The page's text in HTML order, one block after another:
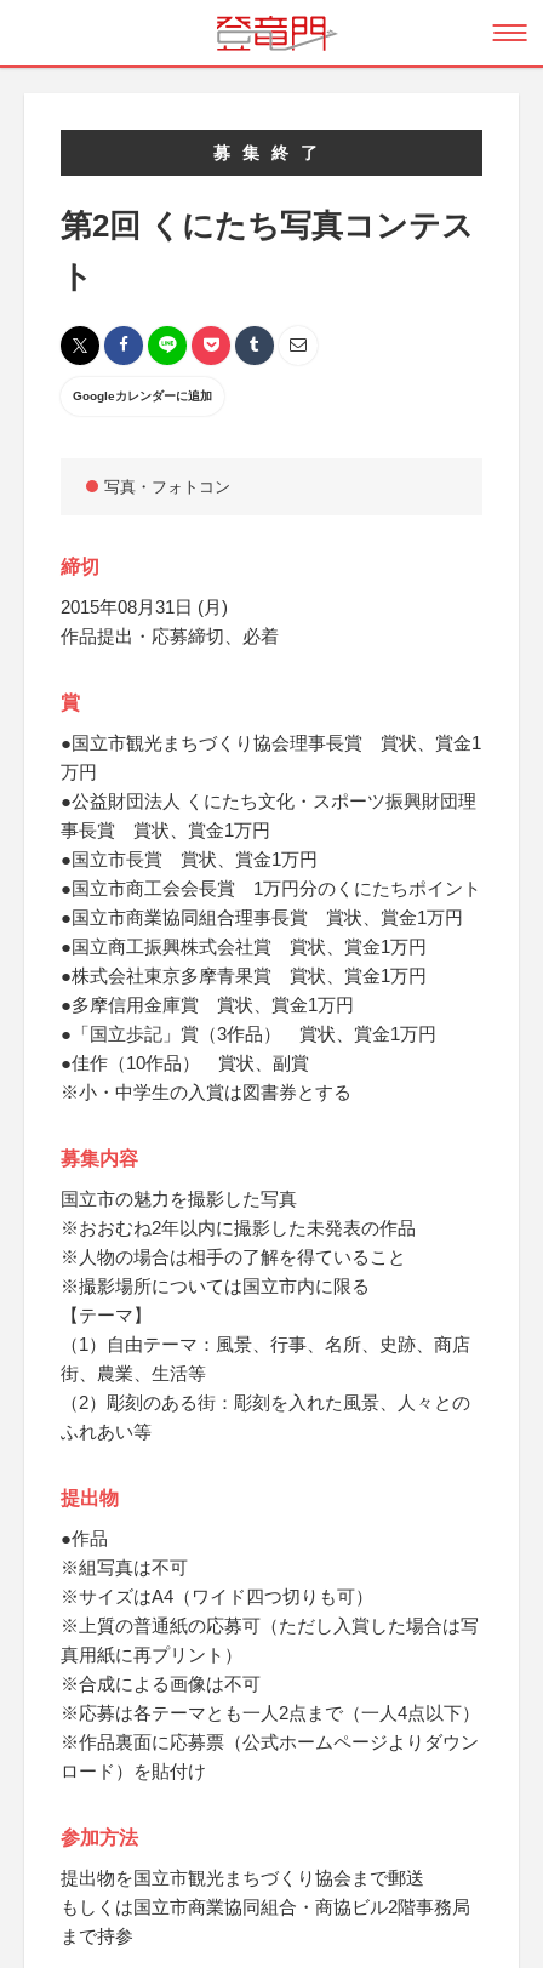
募集終了
第2回 くにたち写真コンテス
ト
Googleカレンダーに追加
写真・フォトコン
締切
2015年08月31日 (月)
作品提出・応募締切、必着
賞
●国立市観光まちづくり協会理事長賞 賞状、賞金1
万円
●公益財団法人 くにたち文化・スポーツ振興財団理
事長賞 賞状、賞金1万円
●国立市長賞 賞状、賞金1万円
●国立市商工会会長賞 1万円分のくにたちポイント
●国立市商業協同組合理事長賞 賞状、賞金1万円
●国立商工振興株式会社賞 賞状、賞金1万円
●株式会社東京多摩青果賞 賞状、賞金1万円
●多摩信用金庫賞 賞状、賞金1万円
●「国立歩記」賞（3作品） 賞状、賞金1万円
●佳作（10作品） 賞状、副賞
※小・中学生の入賞は図書券とする
募集内容
国立市の魅力を撮影した写真
※おおむね2年以内に撮影した未発表の作品
※人物の場合は相手の了解を得ていること
※撮影場所については国立市内に限る
【テーマ】
（1）自由テーマ：風景、行事、名所、史跡、商店
街、農業、生活等
（2）彫刻のある街：彫刻を入れた風景、人々との
ふれあい等
提出物
●作品
※組写真は不可
※サイズはA4（ワイド四つ切りも可）
※上質の普通紙の応募可（ただし入賞した場合は写
真用紙に再プリント）
※合成による画像は不可
※応募は各テーマとも一人2点まで（一人4点以下）
※作品裏面に応募票（公式ホームページよりダウン
ロード）を貼付け
参加方法
提出物を国立市観光まちづくり協会まで郵送
もしくは国立市商業協同組合・商協ビル2階事務局
まで持参